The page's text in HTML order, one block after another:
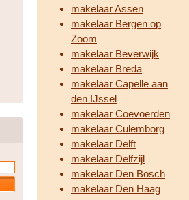
makelaar Assen
makelaar Bergen op
Zoom
makelaar Beverwijk
makelaar Breda
makelaar Capelle aan
den IJssel
makelaar Coevoerden
makelaar Culemborg
makelaar Delft
makelaar Delfzijl
makelaar Den Bosch
makelaar Den Haag